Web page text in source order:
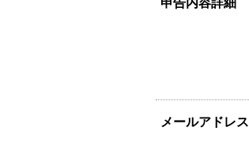
申告内容詳細
メールアドレス